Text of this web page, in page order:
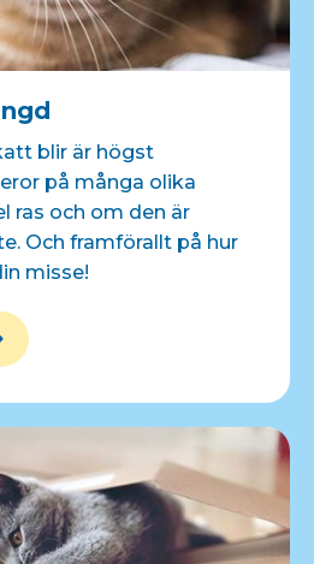
blir är högst
på många olika
ras och om den är
Och framförallt på hur
misse!